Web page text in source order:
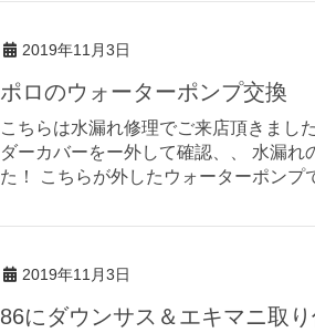
2019年11月3日
ポロのウォーターポンプ交換
こちらは水漏れ修理でご来店頂きまし
ダーカバーをー外して確認、、 水漏
た！ こちらが外したウォーターポン
2019年11月3日
86にダウンサス＆エキマニ取り